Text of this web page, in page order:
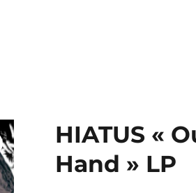
HIATUS «
Hand » LP